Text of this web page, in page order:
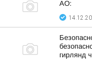
АО:
гирлянд